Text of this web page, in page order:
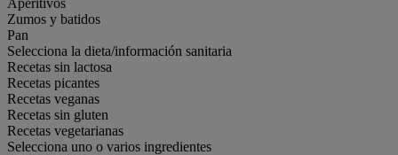
Aperitivos
Zumos y batidos
Pan
Selecciona la dieta/información sanitaria
Recetas sin lactosa
Recetas picantes
Recetas veganas
Recetas sin gluten
Recetas vegetarianas
Selecciona uno o varios ingredientes